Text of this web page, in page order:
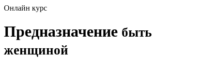
Онлайн курс
Предназначение быть
женщиной